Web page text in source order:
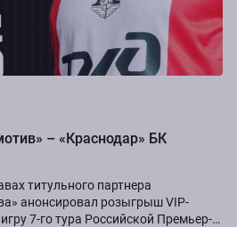
– «Краснодар» БК
титульного партнера
анонсировал розыгрыш VIP-
7-го тура Российской Премьер-